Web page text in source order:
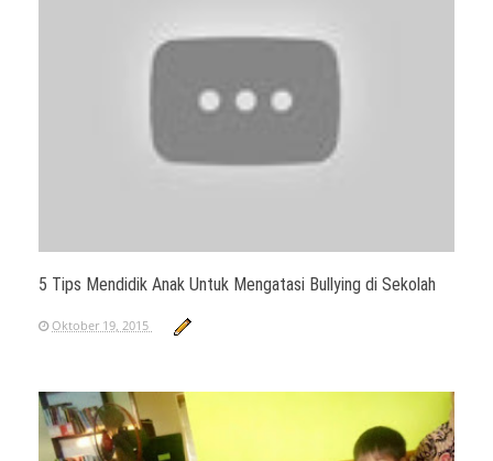
5 Tips Mendidik Anak Untuk Mengatasi Bullying di Sekolah
Oktober 19, 2015